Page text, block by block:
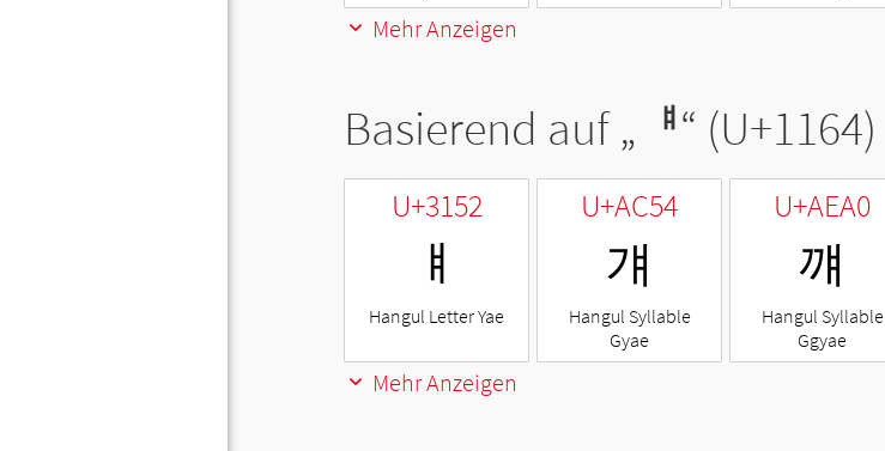
Mehr Anzeigen
Basierend auf „ ᅤ“ (U+1164)
U+3152
ㅒ
Hangul Letter Yae
U+AC54
걔
Hangul Syllable
Gyae
U+AEA0
꺠
Hangul Syllable
Ggyae
Mehr Anzeigen